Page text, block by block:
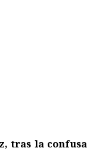
tras la confusa